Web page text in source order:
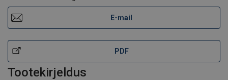
E-mail
PDF
Tootekirjeldus